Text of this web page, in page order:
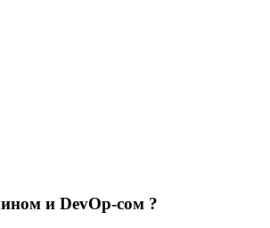
и DevOp-сом ?​